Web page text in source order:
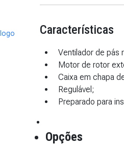
Características
Ventilador de pás
Motor de rotor
Caixa em chapa
Regulável;
Preparado para
Opções